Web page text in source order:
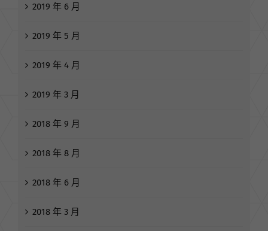
2019 年 6 月
2019 年 5 月
2019 年 4 月
2019 年 3 月
2018 年 9 月
2018 年 8 月
2018 年 6 月
2018 年 3 月